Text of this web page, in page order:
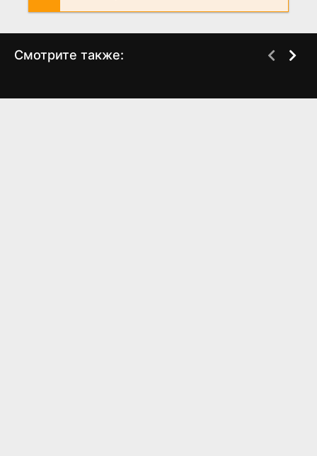
Смотрите также: